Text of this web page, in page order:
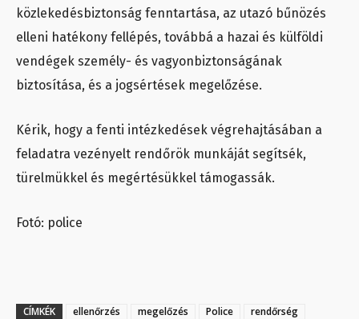
közlekedésbiztonság fenntartása, az utazó bűnözés
elleni hatékony fellépés, továbbá a hazai és külföldi
vendégek személy- és vagyonbiztonságának
biztosítása, és a jogsértések megelőzése.
Kérik, hogy a fenti intézkedések végrehajtásában a
feladatra vezényelt rendőrök munkáját segítsék,
türelmükkel és megértésükkel támogassák.
Fotó: police
CÍMKÉK ellenőrzés megelőzés Police
rendőrség